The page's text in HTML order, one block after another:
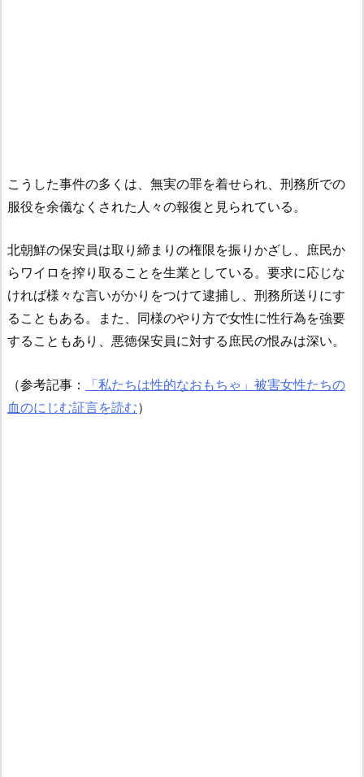
こうした事件の多くは、無実の罪を着せられ、刑務所での
服役を余儀なくされた人々の報復と見られている。
北朝鮮の保安員は取り締まりの権限を振りかざし、庶民か
らワイロを搾り取ることを生業としている。要求に応じな
ければ様々な言いがかりをつけて逮捕し、刑務所送りにす
ることもある。また、同様のやり方で女性に性行為を強要
することもあり、悪徳保安員に対する庶民の恨みは深い。
（参考記事：
「私たちは性的なおもちゃ」被害女性たちの
血のにじむ証言を読む）